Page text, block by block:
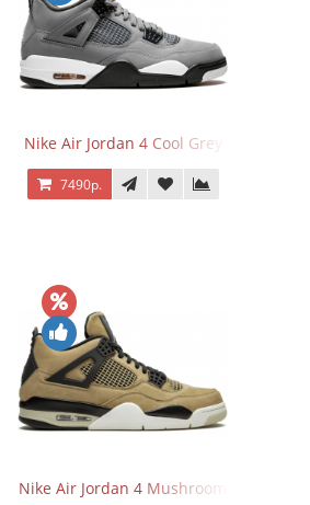
Nike Air Jordan 4 Cool Grey
7490р.
Nike Air Jordan 4 Mushroom